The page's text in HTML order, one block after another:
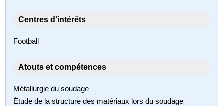
Centres d'intérêts
Football
Atouts et compétences
Métallurgie du soudage
Étude de la structure des matériaux lors du soudage